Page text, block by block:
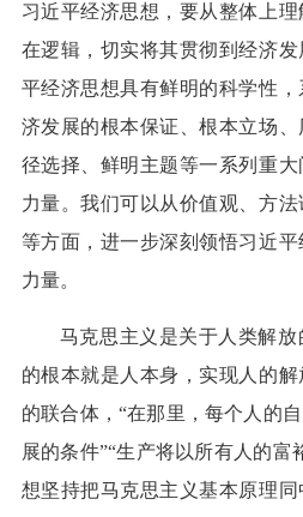
习近平经济思想，要从整体上
在逻辑，切实将其贯彻到经济
平经济思想具有鲜明的科学性
济发展的根本保证、根本立场
径选择、鲜明主题等一系列重
力量。我们可以从价值观、方
等方面，进一步深刻领悟习近
力量。
马克思主义是关于人类解
的根本就是人本身，实现人的
的联合体，“在那里，每个人的
展的条件”“生产将以所有人的富
想坚持把马克思主义基本原理